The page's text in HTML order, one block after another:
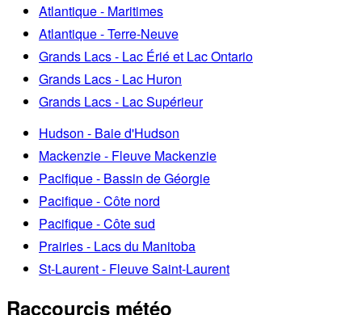
Atlantique - Maritimes
Atlantique - Terre-Neuve
Grands Lacs - Lac Érié et Lac Ontario
Grands Lacs - Lac Huron
Grands Lacs - Lac Supérieur
Hudson - Baie d'Hudson
Mackenzie - Fleuve Mackenzie
Pacifique - Bassin de Géorgie
Pacifique - Côte nord
Pacifique - Côte sud
Prairies - Lacs du Manitoba
St-Laurent - Fleuve Saint-Laurent
Raccourcis météo